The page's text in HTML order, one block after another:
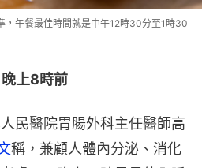
，午餐最佳時間就是中午12時30分至1時30
上8時前
民醫院胃腸外科主任醫師高
稱，兼顧人體內分泌、消化